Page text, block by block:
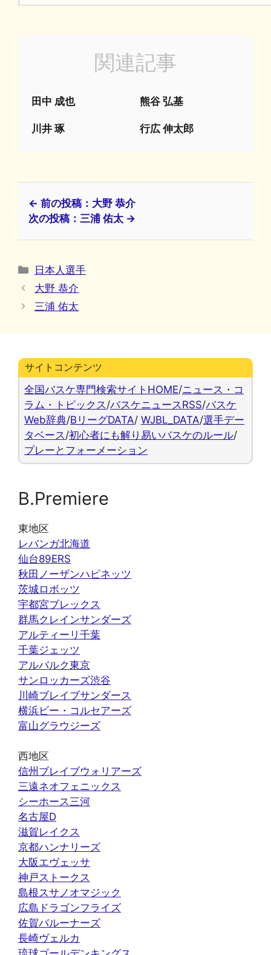
関連記事
田中 成也 熊谷 弘基
川井 琢 行広 伸太郎
← 前の投稿：大野 恭介
次の投稿：三浦 佑太 →
カ
テ
リ
日本人選手
大野 恭介
三浦 佑太
サイトコンテンツ
全国バスケ専門検索サイトHOME/ニュース・コ
ラム・トピックス /バスケニュースRSS/バスケ
Web辞典/BリーグDATA/ WJBL_DATA/選手デー
タベース /初心者にも解り易いバスケのルール/
プレーとフォーメーション
B.Premiere
東地区
レバンガ北海道
仙台89ERS
秋田ノーザンハピネッツ
茨城ロボッツ
宇都宮ブレックス
群馬クレインサンダーズ
アルティーリ千葉
千葉ジェッツ
アルバルク東京
サンロッカーズ渋谷
川崎ブレイブサンダース
横浜ビー・コルセアーズ
富山グラウジーズ
西地区
信州ブレイブウォリアーズ
三遠ネオフェニックス
シーホース三河
名古屋D
滋賀レイクス
京都ハンナリーズ
大阪エヴェッサ
神戸ストークス
島根スサノオマジック
広島ドラゴンフライズ
佐賀バルーナーズ
長崎ヴェルカ